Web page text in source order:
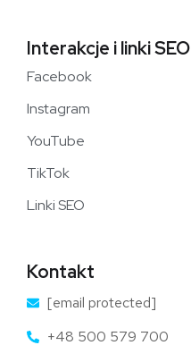
Interakcje i linki SEO
Facebook
Instagram
YouTube
TikTok
Linki SEO
Kontakt
[email protected]
+48 500 579 700